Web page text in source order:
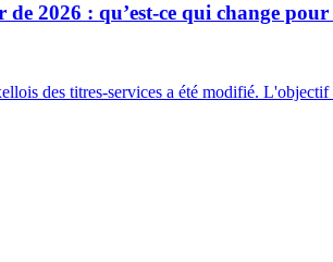
2026 : qu’est-ce qui change pour
des titres-services a été modifié.